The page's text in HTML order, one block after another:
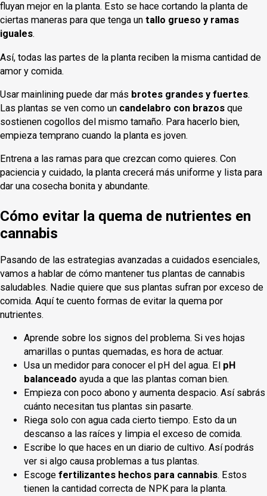
fluyan mejor en la planta. Esto se hace cortando la planta de
ciertas maneras para que tenga un tallo grueso y ramas
iguales.
Así, todas las partes de la planta reciben la misma cantidad de
amor y comida.
Usar mainlining puede dar más brotes grandes y fuertes.
Las plantas se ven como un candelabro con brazos que
sostienen cogollos del mismo tamaño. Para hacerlo bien,
empieza temprano cuando la planta es joven.
Entrena a las ramas para que crezcan como quieres. Con
paciencia y cuidado, la planta crecerá más uniforme y lista para
dar una cosecha bonita y abundante.
Cómo evitar la quema de nutrientes en
cannabis
Pasando de las estrategias avanzadas a cuidados esenciales,
vamos a hablar de cómo mantener tus plantas de cannabis
saludables. Nadie quiere que sus plantas sufran por exceso de
comida. Aquí te cuento formas de evitar la quema por
nutrientes.
Aprende sobre los signos del problema. Si ves hojas
amarillas o puntas quemadas, es hora de actuar.
Usa un medidor para conocer el pH del agua. El pH
balanceado ayuda a que las plantas coman bien.
Empieza con poco abono y aumenta despacio. Así sabrás
cuánto necesitan tus plantas sin pasarte.
Riega solo con agua cada cierto tiempo. Esto da un
descanso a las raíces y limpia el exceso de comida.
Escribe lo que haces en un diario de cultivo. Así podrás
ver si algo causa problemas a tus plantas.
Escoge fertilizantes hechos para cannabis. Estos
tienen la cantidad correcta de NPK para la planta.